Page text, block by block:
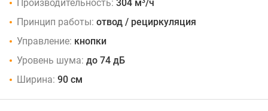
Производительность: 304 м³/ч
Принцип работы: отвод / рециркуляция
Управление: кнопки
Уровень шума: до 74 дБ
Ширина: 90 см